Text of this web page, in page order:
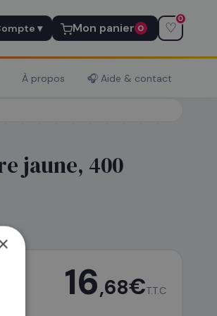
▾ Mon panier 0 ♡
0
À propos 🎧 Aide & contact
jaune, 400
16,68€T.T.C